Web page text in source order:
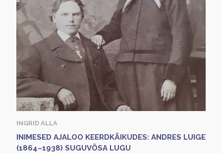
INGRID ALLA
INIMESED AJALOO KEERDKÄIKUDES: ANDRES LUIGE
(1864–1938) SUGUVÕSA LUGU